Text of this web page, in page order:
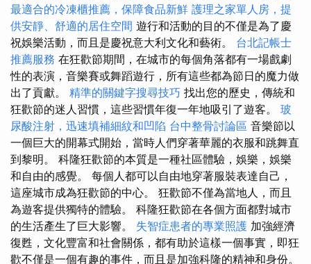
最適合的冷凍櫃推薦，保障食品新鮮 護理之家單人房，提
供安靜、舒適的居住空間 遊行和活動的目的不僅是為了慶
祝娛樂活動，而且是慶祝意大利文化和藝術。 台北記帳士
推薦服務 在狂歡節期間，在城市的每個角落都有一場戲劇
性的表演，音樂賽或舞蹈遊行，所有這些都為節日的魔力做
出了貢獻。 精準的關鍵字搜尋技巧 找出您的歷史，傳統和
狂歡節的迷人習慣，這些習慣年復一年地吸引了遊客。 玻
尿酸注射，迅速填補細紋和凹陷 台中整骨討論區 音樂節以
一個巨大的開幕式開始，當時人們穿著華麗的衣服和跳舞直
到黎明。 科隆狂歡節的本質是一種社區體驗，娛樂，娛樂
和自由的感覺。 每個人都可以自由地穿著服裝表達自己，
這座城市成為狂歡節的中心。 狂歡節不僅為當地人，而且
為遊客提供獨特的體驗。 科隆狂歡節在各個方面都對城市
的生活產生了巨大影響。 失智症患者的專業照護 加強經濟
復甦，文化豐富和社會關係，都有助於這樣一個事實，即狂
歡不僅是一個有趣的事件，而且是加強科隆的精神和身份。